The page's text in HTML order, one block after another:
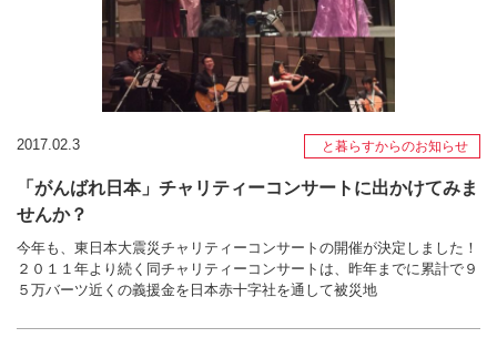
2017.02.3 と暮らすからのお知らせ
「がんばれ日本」チャリティーコンサートに出かけてみま
せんか？
今年も、東日本大震災チャリティーコンサートの開催が決定しました！
２０１１年より続く同チャリティーコンサートは、昨年までに累計で９
５万バーツ近くの義援金を日本赤十字社を通して被災地